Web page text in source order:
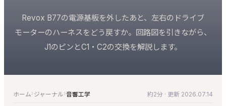
未来へ届ける｜Vault・DDP PLAYER・ARTWORK・
すべての製品
KUON AI
録音機材
マイク・レコーダー・インターフェース
楽典・和声・楽器・演奏・音楽史
みなさんの声
バグ報告・改善案 (ログイン不要)
お問い合わせ
Revox B77の電源基板を外したあと、左右のドライブ
モーターのハーネスをどう戻すか。回路図を引きながら、
J1のピンとC1・C2の交換を解説します。
ホーム›ジャーナル›音響工学 約2分 · 更新 2026.07.14